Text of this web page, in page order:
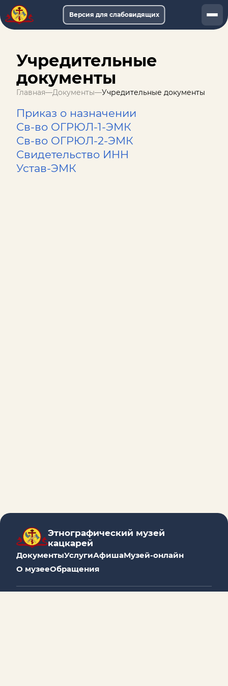
Услуги
Афиша
Музей-онлайн
О музее
Обращения
Версия для слабовидящих
Учредительные
документы
Главная—Документы—Учредительные документы
Приказ о назначении
Св-во ОГРЮЛ-1-ЭМК
Св-во ОГРЮЛ-2-ЭМК
Свидетельство ИНН
Устав-ЭМК
Этнографический музей
кацкарей
ДокументыУслугиАфишаМузей-онлайн
О музееОбращения